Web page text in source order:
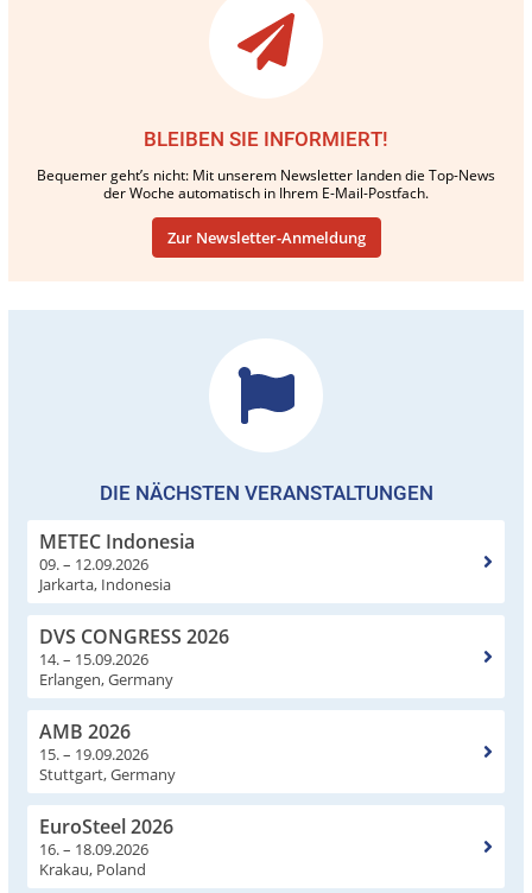
BLEIBEN SIE INFORMIERT!
Bequemer geht’s nicht: Mit unserem Newsletter landen die Top-News
der Woche automatisch in Ihrem E-Mail-Postfach.
Zur Newsletter-Anmeldung
DIE NÄCHSTEN VERANSTALTUNGEN
METEC Indonesia
09. – 12.09.2026
Jarkarta, Indonesia
DVS CONGRESS 2026
14. – 15.09.2026
Erlangen, Germany
AMB 2026
15. – 19.09.2026
Stuttgart, Germany
EuroSteel 2026
16. – 18.09.2026
Krakau, Poland